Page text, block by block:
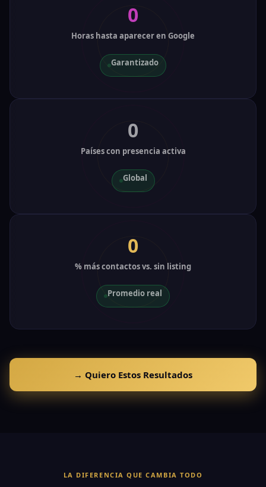
0
Horas hasta aparecer en Google
Garantizado
0
Países con presencia activa
Global
0
% más contactos vs. sin listing
Promedio real
→ Quiero Estos Resultados
LA DIFERENCIA QUE CAMBIA TODO